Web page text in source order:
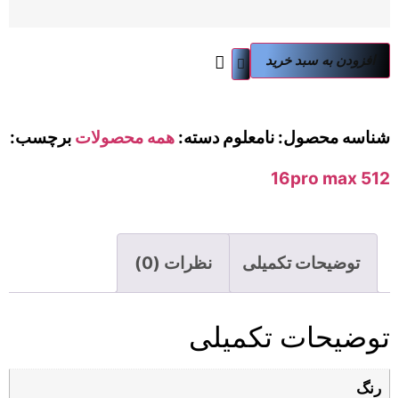
افزودن به سبد خرید
شناسه محصول: نامعلوم دسته: همه محصولات برچسب:
16pro max 512
توضیحات تکمیلی نظرات (0)
توضیحات تکمیلی
رنگ